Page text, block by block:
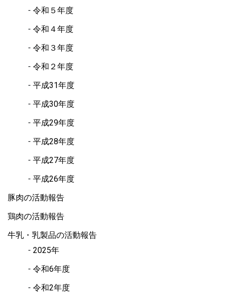
令和５年度
令和４年度
令和３年度
令和２年度
平成31年度
平成30年度
平成29年度
平成28年度
平成27年度
平成26年度
豚肉の活動報告
鶏肉の活動報告
牛乳・乳製品の活動報告
2025年
令和6年度
令和2年度